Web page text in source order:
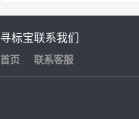
寻标宝
首页
联系我们
联系客服